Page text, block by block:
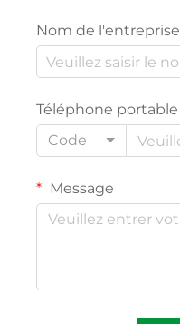
Nom de l'entreprise
Téléphone portable
Code
Message